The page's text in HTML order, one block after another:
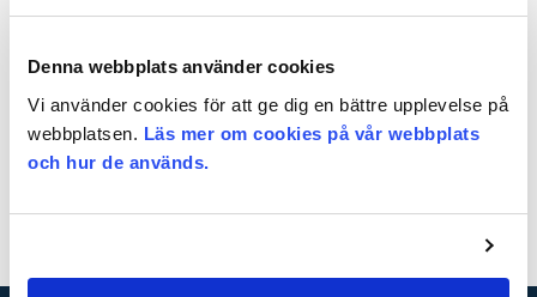
Denna webbplats använder cookies
Vi använder cookies för att ge dig en bättre upplevelse på
webbplatsen. Läs mer om cookies på vår webbplats
och hur de används.
Logga in
Logga in med BankId
Logga